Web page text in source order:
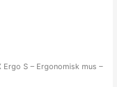
Ergo S – Ergonomisk mus –